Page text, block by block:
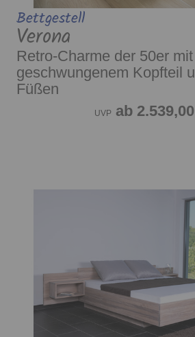
Bettgestell
Verona
Retro-Charme der 50er mit
geschwungenem Kopfteil
Füßen
UVP ab